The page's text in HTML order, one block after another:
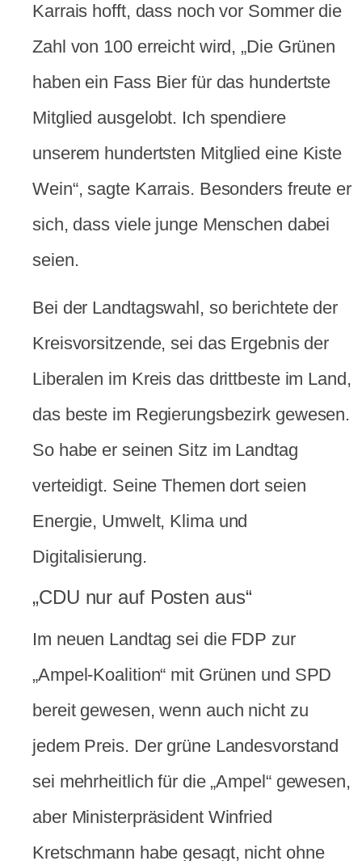
Karrais hofft, dass noch vor Sommer die
Zahl von 100 erreicht wird, „Die Grünen
haben ein Fass Bier für das hundertste
Mitglied ausgelobt. Ich spendiere
unserem hundertsten Mitglied eine Kiste
Wein“, sagte Karrais. Besonders freute er
sich, dass viele junge Menschen dabei
seien.
Bei der Landtagswahl, so berichtete der
Kreisvorsitzende, sei das Ergebnis der
Liberalen im Kreis das drittbeste im Land,
das beste im Regierungsbezirk gewesen.
So habe er seinen Sitz im Landtag
verteidigt. Seine Themen dort seien
Energie, Umwelt, Klima und
Digitalisierung.
„CDU nur auf Posten aus“
Im neuen Landtag sei die FDP zur
„Ampel-Koalition“ mit Grünen und SPD
bereit gewesen, wenn auch nicht zu
jedem Preis. Der grüne Landesvorstand
sei mehrheitlich für die „Ampel“ gewesen,
aber Ministerpräsident Winfried
Kretschmann habe gesagt, nicht ohne